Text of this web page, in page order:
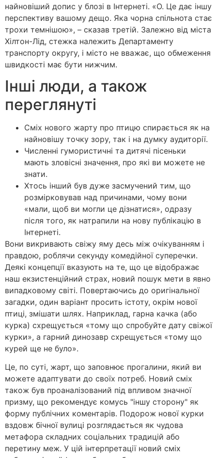
найновіший допис у блозі в Інтернеті. «О. Це дає іншу
перспективу вашому дещо. Яка чорна спільнота стає
трохи темнішою», – сказав третій. Залежно від міста
Хілтон-Лід, стежка належить Департаменту
транспорту округу, і місто не вважає, що обмеження
швидкості має бути нижчим.
Інші люди, а також
переглянуті
Сміх нового жарту про птицю спирається як на
найновішу точку зору, так і на думку аудиторії.
Численні гумористичні та дитячі пісеньки
мають зловісні значення, про які ви можете не
знати.
Хтось інший був дуже засмучений тим, що
розмірковував над причинами, чому вони
«мали, щоб ви могли це дізнатися», одразу
після того, як натрапили на нову публікацію в
Інтернеті.
Вони викривають свіжу яму десь між очікуванням і
правдою, роблячи секунду комедійної суперечки.
Деякі концепції вказують на те, що це відображає
наш екзистенційний страх, новий пошук мети в явно
випадковому світі. Повертаючись до оригінальної
загадки, один варіант просить істоту, окрім нової
птиці, змішати шлях. Наприклад, гарна качка (або
курка) схрещується «тому що спробуйте дату свіжої
курки», а гарний динозавр схрещується «тому що
курей ще не було».
Це, по суті, жарт, що заповнює прогалини, який ви
можете адаптувати до своїх потреб. Новий сміх
також був проаналізований під впливом значної
призму, що рекомендує комусь "іншу сторону" як
форму публічних коментарів. Подорож нової курки
вздовж бічної вулиці розглядається як чудова
метафора складних соціальних традицій або
перетину меж. У цій інтерпретації новий сміх